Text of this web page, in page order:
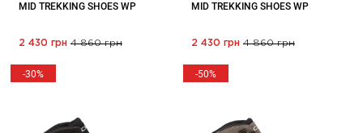
MID TREKKING SHOES WP
2 430 грн 4 860 грн
MID TREKKING SHOES WP
2 430 грн 4 860 грн
-30% -50%